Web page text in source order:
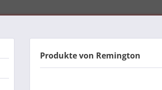
Produkte von Remington